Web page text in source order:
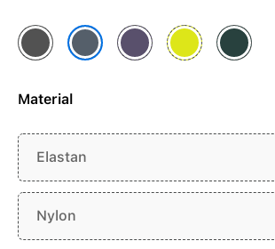
DunkelgrauMaritimblauNebelviolettNeongelbWaldgrün
Material
Elastan
Nylon